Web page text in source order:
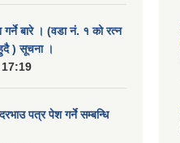
बारे । (वडा नं. १ को रत्न
हुदै ) सूचना ।
पत्र पेश गर्ने सम्बन्धि